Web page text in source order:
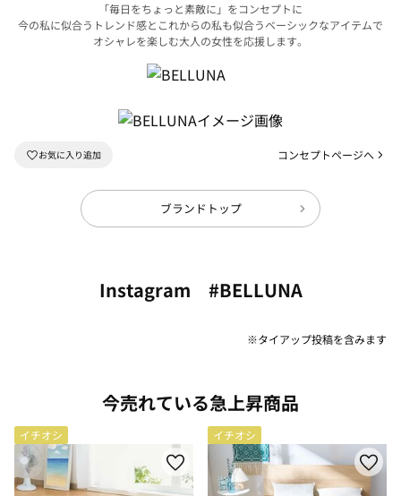
「毎日をちょっと素敵に」をコンセプトに
今の私に似合うトレンド感とこれからの私も似合うベーシックなアイテムで
オシャレを楽しむ大人の女性を応援します。
コンセプトページへ
ブランドトップ
Instagram #BELLUNA
※タイアップ投稿を含みます
今売れている急上昇商品
イチオシ イチオシ